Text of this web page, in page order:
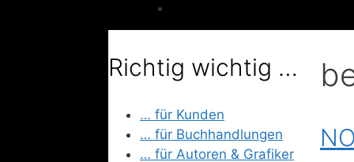
Richtig wichtig …
… für Kunden
… für Buchhandlungen
… für Autoren & Grafiker